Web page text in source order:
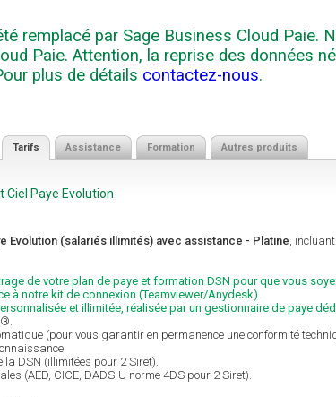
remplacé par Sage Business Cloud
Paie. Attention, la reprise des données
plus de détails contactez-nous.
Tarifs Assistance Formation Autres produits
Paye Evolution
Evolution (salariés illimités) avec assistance - Platine, incluant:
de votre plan de paye et formation DSN pour que vous
à notre kit de connexion (Teamviewer/Anydesk).
et illimitée, réalisée par un gestionnaire de paye
(pour vous garantir en permanence une conformité
DSN (illimitées pour 2 Siret).
(AED, CICE, DADS-U norme 4DS pour 2 Siret).